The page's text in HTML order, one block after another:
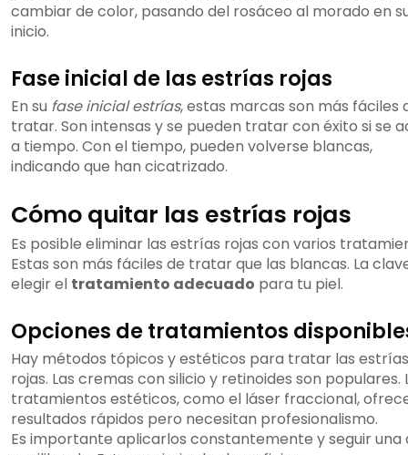
cambiar de color, pasando del rosáceo al morado en
inicio.
Fase inicial de las estrías rojas
En su fase inicial estrías, estas marcas son más fáciles
tratar. Son intensas y se pueden tratar con éxito si se
a tiempo. Con el tiempo, pueden volverse blancas,
indicando que han cicatrizado.
Cómo quitar las estrías rojas
Es posible eliminar las estrías rojas con varios
Estas son más fáciles de tratar que las blancas. La
elegir el tratamiento adecuado para tu piel.
Opciones de tratamientos
Hay métodos tópicos y estéticos para tratar las estrías
rojas. Las cremas con silicio y retinoides son populares.
tratamientos estéticos, como el láser fraccional,
resultados rápidos pero necesitan profesionalismo.
Es importante aplicarlos constantemente y seguir una